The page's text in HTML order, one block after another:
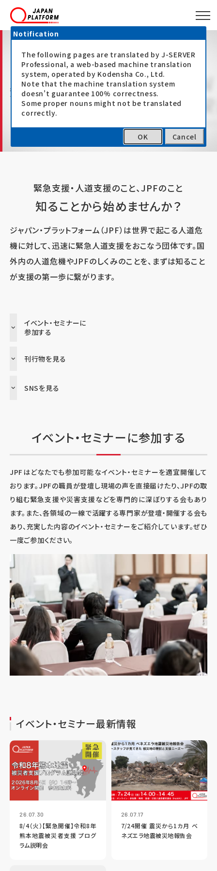
知ることで支援
緊急支援・人道支援のこと、JPFのこと
知ることから始めませんか？
ジャパン・プラットフォーム（JPF）は世界で起こる人道危
機に対して、迅速に緊急人道支援をおこなう団体です。国
外内の人道危機やJPFのしくみのことを、 まずは知ること
が支援の第一歩に繋がります。
イベント・セミナーに
参加する
刊行物を見る
SNSを見る
イベント・セミナーに参加する
JPFはどなたでも参加可能なイベント・セミナーを適宜開催して
おります。JPFの職員が登壇し現場の声を直接届けたり、JPFの取
り組む緊急支援や災害支援などを専門的に深ぼりする会もあり
ます。また、各領域の一線で活躍する専門家が登壇・開催する会も
あり、充実した内容のイベント・セミナーをご紹介しています。ぜひ
一度ご参加ください。
イベント・セミナー最新情報
26.07.30
8/4（火）【緊急開催】令和8年
熊本地震被災者支援 プログ
ラム説明会
26.07.17
7/24開催 震災から1カ月 ベ
ネズエラ地震被災地報告会
Notification
The following pages are translated by J-SERVER
Professional, a web-based machine translation
system, operated by Kodensha Co., Ltd.
Note that the machine translation system
doesn't guarantee 100% correctness.
Some proper nouns might not be translated
correctly.
OK Cancel